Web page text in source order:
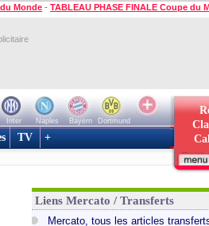
Monde - TABLEAU PHASE FINALE Coupe du
Inter Naples Bayern
Dortmund
TV +
Liens Mercato / Transferts
Mercato, tous les articles